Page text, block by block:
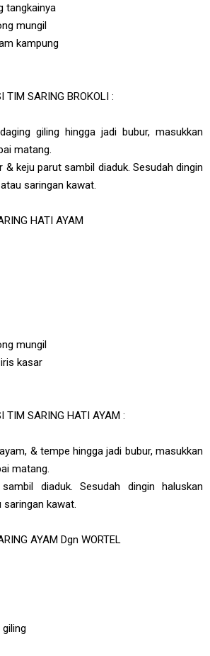
tangkainya
mungil
kampung
SARING BROKOLI :
giling hingga jadi bubur, masukkan
matang.
& keju parut sambil diaduk. Sesudah dingin
saringan kawat.
HATI AYAM
mungil
kasar
TIM SARING HATI AYAM :
& tempe hingga jadi bubur, masukkan
matang.
diaduk. Sesudah dingin haluskan
kawat.
AYAM Dgn WORTEL